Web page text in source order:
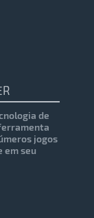
de
jogos
em seu